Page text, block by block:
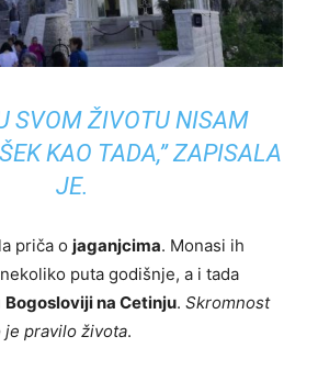
SVOM ŽIVOTU NISAM
KAO TADA,”ZAPISALA
JE.
priča o jaganjcima. Monasi ih
puta godišnje, a i tada
Bogosloviji na Cetinju. Skromnost
pravilo života.